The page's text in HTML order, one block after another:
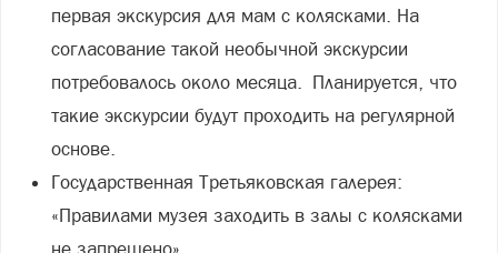
первая экскурсия для мам с колясками. На
согласование такой необычной экскурсии
потребовалось около месяца. Планируется, что
такие экскурсии будут проходить на регулярной
основе.
Государственная Третьяковская галерея:
«Правилами музея заходить в залы с колясками